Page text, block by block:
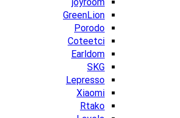
joyroom
GreenLion
Porodo
Coteetci
Earldom
SKG
Lepresso
Xiaomi
Rtako